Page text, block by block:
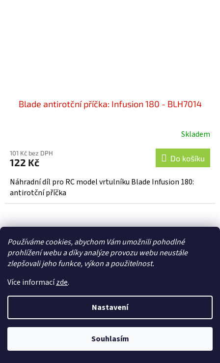
Používáme cookies, abychom Vám umožnili pohodlné
prohlížení webu a díky analýze provozu webu neustále
zlepšovali jeho funkce, výkon a použitelnost.
Více informacízde.
Nastavení
Souhlasím
Blade antirotční příčka: Infusion 180 - BLH7014
Skladem
101 Kč bez DPH
122 Kč Do košíku
Náhradní díl pro RC model vrtulníku Blade Infusion 180:
antirotční příčka